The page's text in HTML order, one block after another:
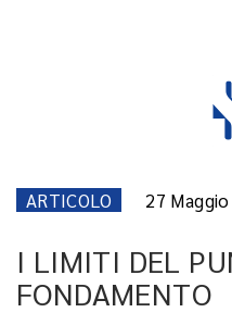
ARTICOLO 27
I LIMITI DEL
FONDAMENTO